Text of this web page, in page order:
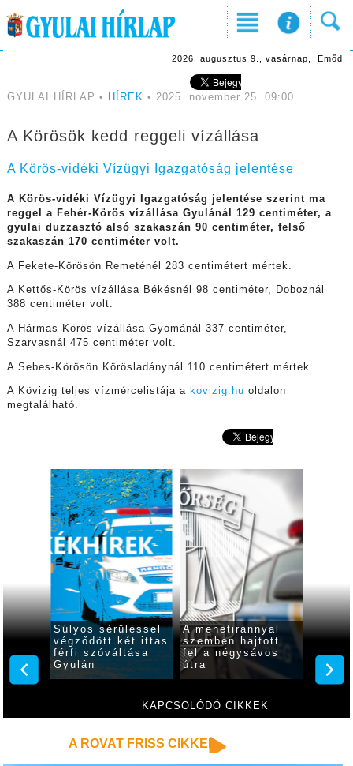
2026. augusztus 9., vasárnap, Emőd
GYULAI HÍRLAP • HÍREK • 2025. november 25. 09:00
A Körösök kedd reggeli vízállása
A Körös-vidéki Vízügyi Igazgatóság jelentése
A Körös-vidéki Vízügyi Igazgatóság jelentése szerint ma
reggel a Fehér-Körös vízállása Gyulánál 129 centiméter, a
gyulai duzzasztó alsó szakaszán 90 centiméter, felső
szakaszán 170 centiméter volt.
A Fekete-Körösön Remeténél 283 centimétert mértek.
A Kettős-Körös vízállása Békésnél 98 centiméter, Doboznál
388 centiméter volt.
A Hármas-Körös vízállása Gyománál 337 centiméter,
Szarvasnál 475 centiméter volt.
A Sebes-Körösön Körösladánynál 110 centimétert mértek.
A Kövizig teljes vízmércelistája a kovizig.hu oldalon
megtalálható.
KAPCSOLÓDÓ CIKKEK
óra
Súlyos sérüléssel
végződött két ittas
férfi szóváltása
Gyulán
A menetiránnyal
szemben hajtott
fel a négysávos
útra
indult
A ROVAT FRISS CIKKEI